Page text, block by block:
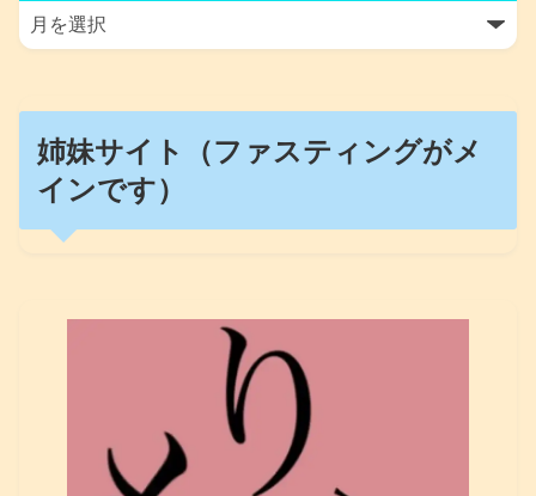
姉妹サイト（ファスティングがメ
インです）